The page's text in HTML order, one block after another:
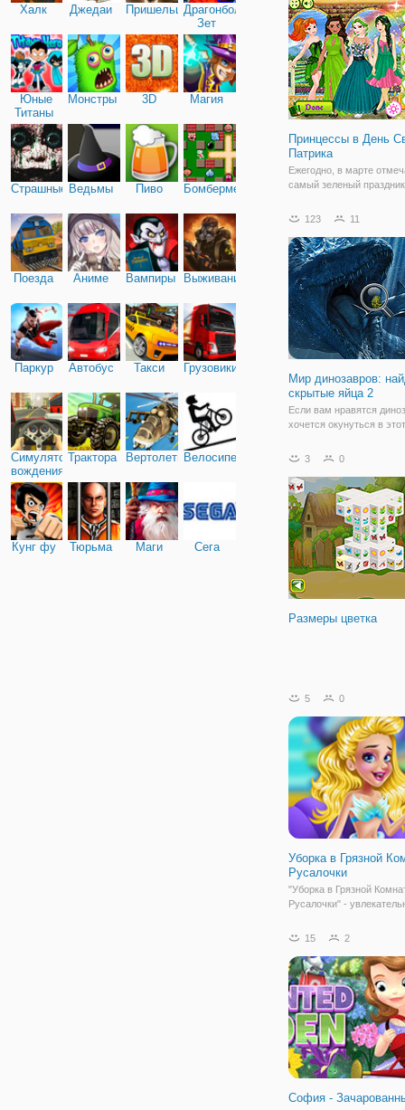
Халк Джедаи ПришельцыДрагонболл
Зет
Юные
Титаны
Монстры 3D Магия
Страшные Ведьмы Пиво Бомбермен
Поезда Аниме Вампиры Выживание
Паркур Автобус Такси Грузовики
Симулятор
вождения
Трактора ВертолетыВелосипед
Кунг фу Тюрьма Маги Сега
Например, слегка
тему, игра одевалка
Дисней и День
Принцессы в День
Патрика
Ежегодно, в марте
самый зеленый
наслышаны. Мы
отмечают не только
и принцессы Дисней. В
игре для девочек
123 11
Мир динозавров:
скрытые яйца 2
Если вам нравятся
хочется окунуться в
созданий,
найди скрытые яйца 2".
онлайн игра на
которой
3 0
Размеры цветка
5 0
Уборка в Грязной
Русалочки
"Уборка в Грязной
Русалочки" -
поможете русалочке
комнате творится
бардак, но все это
Сейчас везде
15 2
София -